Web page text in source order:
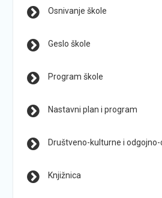
Osnivanje škole
Geslo škole
Program škole
Nastavni plan i program
Društveno-kulturne i
Knjižnica